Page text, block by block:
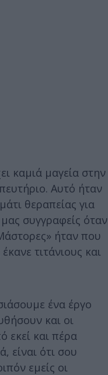
καμιά μαγεία στην
Αυτό ήταν
θεραπείας για
συγγραφείς όταν
ήταν που
τιτάνιους και
ένα έργο
και οι
εκεί και πέρα
είναι ότι σου
εμείς οι